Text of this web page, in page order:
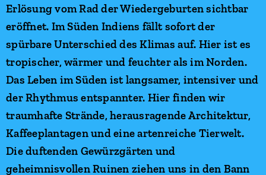
Erlösung vom Rad der Wiedergeburten sichtbar
eröffnet. Im Süden Indiens fällt sofort der
spürbare Unterschied des Klimas auf. Hier ist es
tropischer, wärmer und feuchter als im Norden.
Das Leben im Süden ist langsamer, intensiver und
der Rhythmus entspannter. Hier finden wir
traumhafte Strände, herausragende Architektur,
Kaffeeplantagen und eine artenreiche Tierwelt.
Die duftenden Gewürzgärten und
geheimnisvollen Ruinen ziehen uns in den Bann